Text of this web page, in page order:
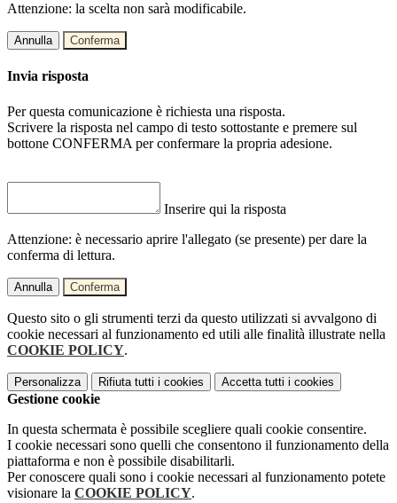
Attenzione: la scelta non sarà modificabile.
Annulla Conferma
Invia risposta
Per questa comunicazione è richiesta una risposta.
Scrivere la risposta nel campo di testo sottostante e premere sul
bottone CONFERMA per confermare la propria adesione.
Inserire qui la risposta
Attenzione: è necessario aprire l'allegato (se presente) per dare la
conferma di lettura.
Annulla Conferma
Questo sito o gli strumenti terzi da questo utilizzati si avvalgono di
cookie necessari al funzionamento ed utili alle finalità illustrate nella
COOKIE POLICY.
Personalizza Rifiuta tutti i cookies Accetta tutti i cookies
Gestione cookie
In questa schermata è possibile scegliere quali cookie consentire.
I cookie necessari sono quelli che consentono il funzionamento della
piattaforma e non è possibile disabilitarli.
Per conoscere quali sono i cookie necessari al funzionamento potete
visionare la COOKIE POLICY.